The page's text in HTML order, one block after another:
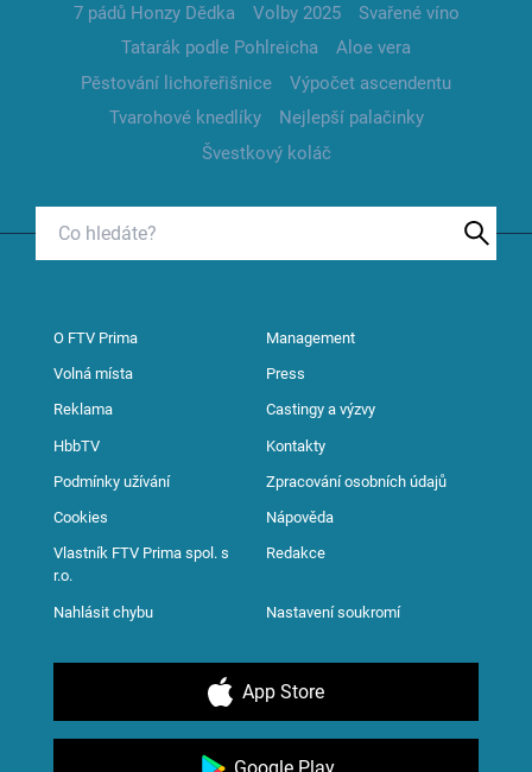
7 pádů Honzy Dědka
Volby 2025
Svařené víno
Tatarák podle Pohlreicha
Aloe vera
Pěstování lichořeřišnice
Výpočet ascendentu
Tvarohové knedlíky
Nejlepší palačinky
Švestkový koláč
O FTV Prima Management
Volná místa Press
Reklama Castingy a výzvy
HbbTV Kontakty
Podmínky užívání Zpracování osobních údajů
Cookies Nápověda
Vlastník FTV Prima spol. s
r.o.
Redakce
Nahlásit chybu Nastavení soukromí
App Store